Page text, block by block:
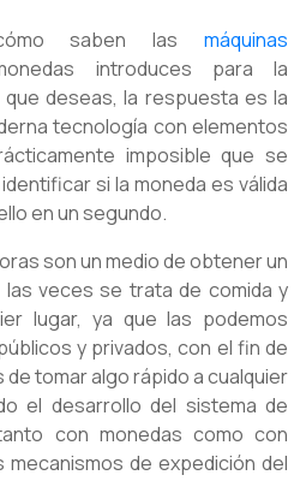
saben las máquinas
introduces para la
deseas, la respuesta es la
tecnología con elementos
imposible que se
si la moneda es válida
en un segundo.
son un medio de obtener un
veces se trata de comida y
lugar, ya que las podemos
y privados, con el fin de
tomar algo rápido a cualquier
el desarrollo del sistema de
con monedas como con
de expedición del